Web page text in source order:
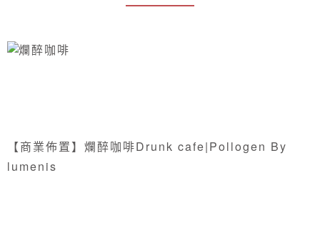
【商業佈置】爛醉咖啡Drunk cafe|Pollogen By
lumenis